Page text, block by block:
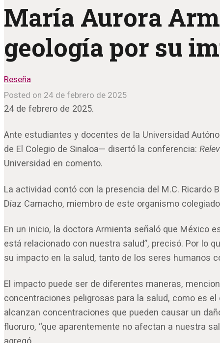
María Aurora
geología por su
Reseña
Posted on 24 de febrero de 2025
24 de febrero de 2025.
Ante estudiantes y docentes de la Universidad
de El Colegio de Sinaloa— disertó la conferencia:
Universidad en comento.
La actividad contó con la presencia del M.C. Ricardo
Díaz Camacho, miembro de este organismo
En un inicio, la doctora Armienta señaló que México
está relacionado con nuestra salud”, precisó. Por lo
su impacto en la salud, tanto de los seres humanos
El impacto puede ser de diferentes maneras,
concentraciones peligrosas para la salud, como es
alcanzan concentraciones que pueden causar un
fluoruro, “que aparentemente no afectan a nuestra
agregó.